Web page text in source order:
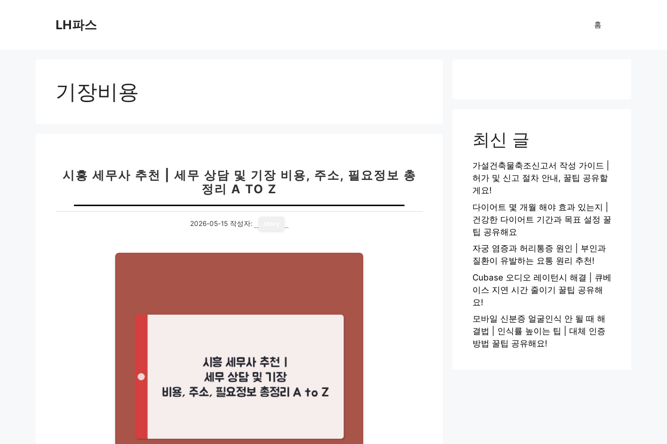
LH파스 홈
기장비용
시흥 세무사 추천 | 세무 상담 및 기장 비용, 주소, 필요정보 총
정리 A TO Z
2026-05-15 작성자:
최신 글
가설건축물축조신고서 작성 가이드 |
허가 및 신고 절차 안내, 꿀팁 공유할
게요!
다이어트 몇 개월 해야 효과 있는지 |
건강한 다이어트 기간과 목표 설정 꿀
팁 공유해요
자궁 염증과 허리통증 원인 | 부인과
질환이 유발하는 요통 원리 추천!
Cubase 오디오 레이턴시 해결 | 큐베
이스 지연 시간 줄이기 꿀팁 공유해
요!
모바일 신분증 얼굴인식 안 될 때 해
결법 | 인식률 높이는 팁 | 대체 인증
방법 꿀팁 공유해요!